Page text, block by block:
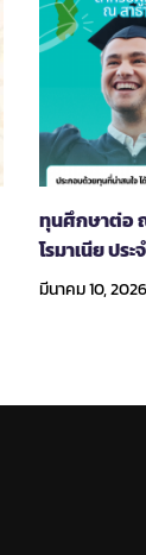
ทุนศึกษาต่อ
โรมาเนีย ประ
มีนาคม 10, 2026